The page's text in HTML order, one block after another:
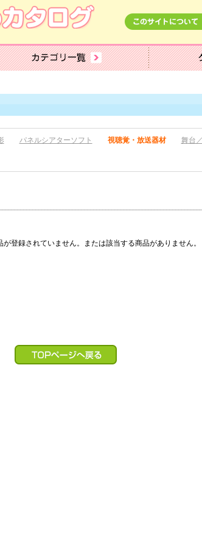
パネルシアターソフト 視聴覚・放送器材 舞台
が登録されていません。または該当する商品がありません。